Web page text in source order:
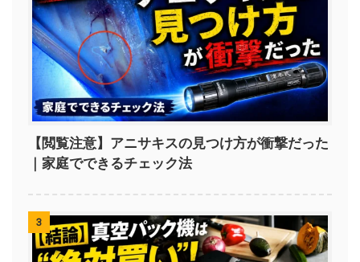
【閲覧注意】アニサキスの見つけ方が衝撃だった
｜家庭でできるチェック法
3